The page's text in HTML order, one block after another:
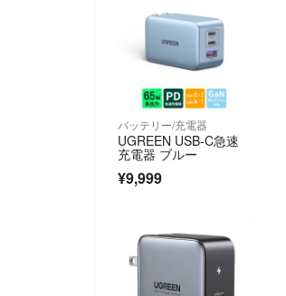
バッテリー/充電器
UGREEN USB-C急速
充電器 ブルー
¥9,999